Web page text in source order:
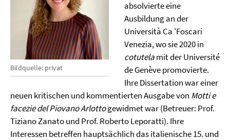
Bildquelle: privat
absolvierte eine
Ausbildung an der
Università Ca 'Foscari
Venezia, wo sie 2020 in
cotutelamit der Université
de Genève promovierte.
Ihre Dissertation war einer
neuen kritischen und kommentierten Ausgabe von Motti e
faceziedel Piovano Arlottogewidmet war (Betreuer: Prof.
Tiziano Zanato und Prof. Roberto Leporatti). Ihre
Interessen betreffen hauptsächlich das italienische 15. und